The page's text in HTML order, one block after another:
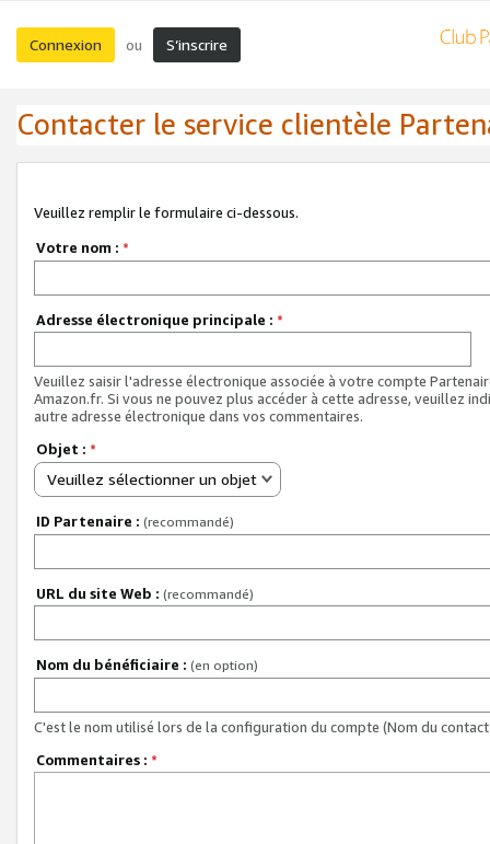
Connexion ou S’inscrire
Contacter le service clientèle
Veuillez remplir le formulaire ci-dessous.
Votre nom : *
Adresse électronique principale : *
Veuillez saisir l'adresse électronique associée à votre compte
Amazon.fr. Si vous ne pouvez plus accéder à cette adresse, veuillez
autre adresse électronique dans vos commentaires.
Objet : *
Veuillez sélectionner un objet
ID Partenaire : (recommandé)
URL du site Web : (recommandé)
Nom du bénéficiaire : (en option)
C'est le nom utilisé lors de la configuration du compte (Nom du
Commentaires : *